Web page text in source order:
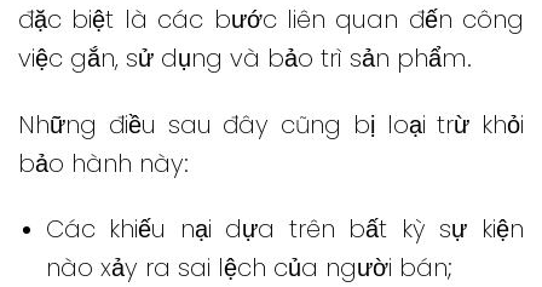
đặc biệt là các bước liên quan đến công
việc gắn, sử dụng và bảo trì sản phẩm.
Những điều sau đây cũng bị loại trừ khỏi
bảo hành này:
Các khiếu nại dựa trên bất kỳ sự kiện
nào xảy ra sai lệch của người bán;